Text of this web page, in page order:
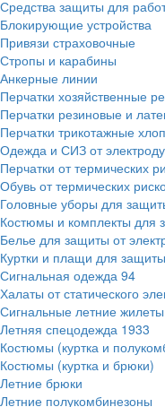
Средства защиты для
Блокирующие устройства
Привязи страховочные
Стропы и карабины
Анкерные линии
Перчатки хозяйственные
Перчатки резиновые и
Перчатки трикотажные
Одежда и СИЗ от
Перчатки от термических
Обувь от термических
Головные уборы для
Костюмы и комплекты для
Белье для защиты от
Куртки и плащи для защиты
Сигнальная одежда 94
Халаты от статического
Сигнальные летние жилеты
Летняя спецодежда 1933
Костюмы (куртка и
Костюмы (куртка и брюки)
Летние брюки
Летние полукомбинезоны